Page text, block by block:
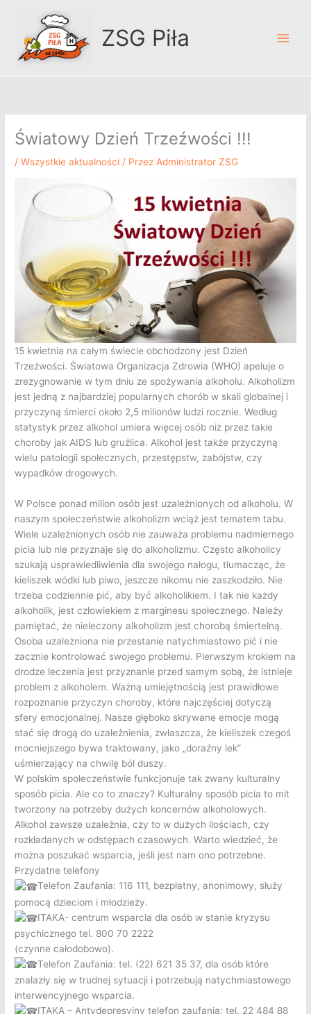
ZSG Piła
Światowy Dzień Trzeźwości !!!
/Wszystkie aktualności / Przez Administrator ZSG
15 kwietnia na całym świecie obchodzony jest Dzień
Trzeźwości. Światowa Organizacja Zdrowia (WHO) apeluje o
zrezygnowanie w tym dniu ze spożywania alkoholu. Alkoholizm
jest jedną z najbardziej popularnych chorób w skali globalnej i
przyczyną śmierci około 2,5 milionów ludzi rocznie. Według
statystyk przez alkohol umiera więcej osób niż przez takie
choroby jak AIDS lub gruźlica. Alkohol jest także przyczyną
wielu patologii społecznych, przestępstw, zabójstw, czy
wypadków drogowych.
W Polsce ponad milion osób jest uzależnionych od alkoholu. W
naszym społeczeństwie alkoholizm wciąż jest tematem tabu.
Wiele uzależnionych osób nie zauważa problemu nadmiernego
picia lub nie przyznaje się do alkoholizmu. Często alkoholicy
szukają usprawiedliwienia dla swojego nałogu, tłumacząc, że
kieliszek wódki lub piwo, jeszcze nikomu nie zaszkodziło. Nie
trzeba codziennie pić, aby być alkoholikiem. I tak nie każdy
alkoholik, jest człowiekiem z marginesu społecznego. Należy
pamiętać, że nieleczony alkoholizm jest chorobą śmiertelną.
Osoba uzależniona nie przestanie natychmiastowo pić i nie
zacznie kontrolować swojego problemu. Pierwszym krokiem na
drodze leczenia jest przyznanie przed samym sobą, że istnieje
problem z alkoholem. Ważną umiejętnością jest prawidłowe
rozpoznanie przyczyn choroby, które najczęściej dotyczą
sfery emocjonalnej. Nasze głęboko skrywane emocje mogą
stać się drogą do uzależnienia, zwłaszcza, że kieliszek czegoś
mocniejszego bywa traktowany, jako „doraźny lek”
uśmierzający na chwilę ból duszy.
W polskim społeczeństwie funkcjonuje tak zwany kulturalny
sposób picia. Ale co to znaczy? Kulturalny sposób picia to mit
tworzony na potrzeby dużych koncernów alkoholowych.
Alkohol zawsze uzależnia, czy to w dużych ilościach, czy
rozkładanych w odstępach czasowych. Warto wiedzieć, że
można poszukać wsparcia, jeśli jest nam ono potrzebne.
Przydatne telefony
Telefon Zaufania: 116 111, bezpłatny, anonimowy, służy
pomocą dzieciom i młodzieży.
ITAKA- centrum wsparcia dla osób w stanie kryzysu
psychicznego tel. 800 70 2222
(czynne całodobowo).
Telefon Zaufania: tel. (22) 621 35 37, dla osób które
znalazły się w trudnej sytuacji i potrzebują natychmiastowego
interwencyjnego wsparcia.
ITAKA – Antydepresyjny telefon zaufania: tel. 22 484 88
m